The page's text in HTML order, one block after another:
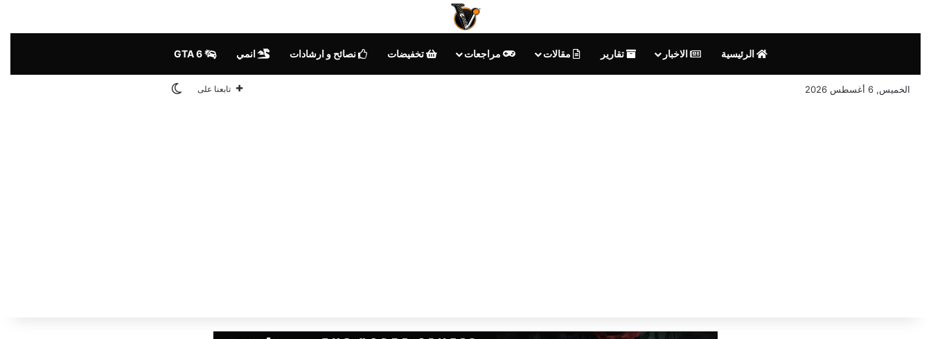
الرئيسية الاخبار تقارير مقالات مراجعات تخفيضات نصائح و ارشادات انمي
الخميس, 6 أغسطس 2026 تابعنا على الوضع المظلم